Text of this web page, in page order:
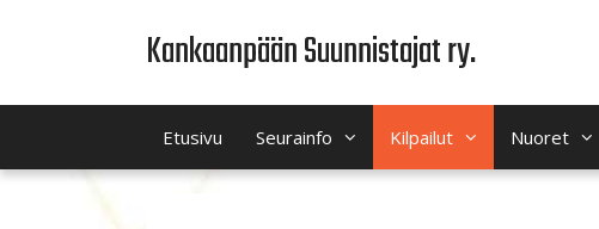
Kankaanpään Suunnistajat ry.
Etusivu Seurainfo Kilpailut Nuoret